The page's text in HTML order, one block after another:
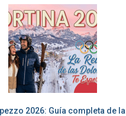
2026: Guía completa de